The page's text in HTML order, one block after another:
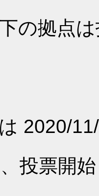
の拠点
2020/
投票開